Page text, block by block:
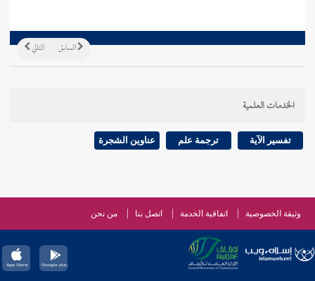
التالي السابق
الخدمات العلمية
تفسير الآية ترجمة علم عناوين الشجرة
وثيقة الخصوصية اتفاقية الخدمة اتصل بنا من نحن